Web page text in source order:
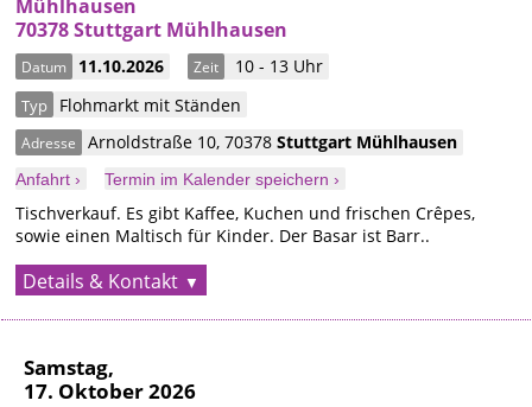
Mühlhausen
70378 Stuttgart Mühlhausen
Datum 11.10.2026 Zeit 10 - 13 Uhr
Typ Flohmarkt mit Ständen
Adresse Arnoldstraße 10,70378Stuttgart Mühlhausen
Anfahrt › Termin im Kalender speichern ›
Tischverkauf. Es gibt Kaffee, Kuchen und frischen Crêpes,
sowie einen Maltisch für Kinder. Der Basar ist Barr..
Details & Kontakt
Samstag,
17. Oktober 2026